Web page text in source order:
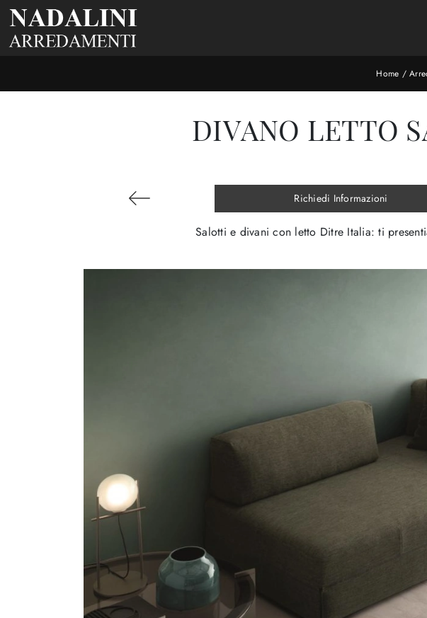
Home /
DIVANO LETTO
Richiedi Informazioni
Salotti e divani con letto Ditre Italia: ti